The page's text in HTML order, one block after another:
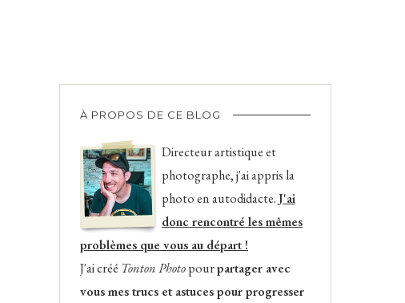
À PROPOS DE CE BLOG
Directeur artistique et
photographe, j'ai appris la
photo en autodidacte.J'ai
donc rencontré les mêmes
problèmes que vous au départ !
J'ai créé Tonton Photopourpartager avec
vous mes trucs et astuces pour progresser